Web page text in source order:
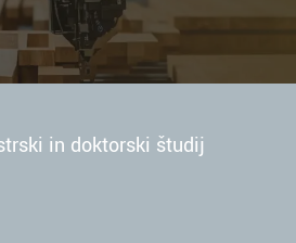
in doktorski študij